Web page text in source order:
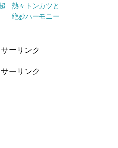
熱々トンカツと
絶妙ハーモニー
ーリンク
ーリンク